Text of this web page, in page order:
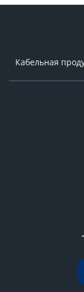
Кабельная